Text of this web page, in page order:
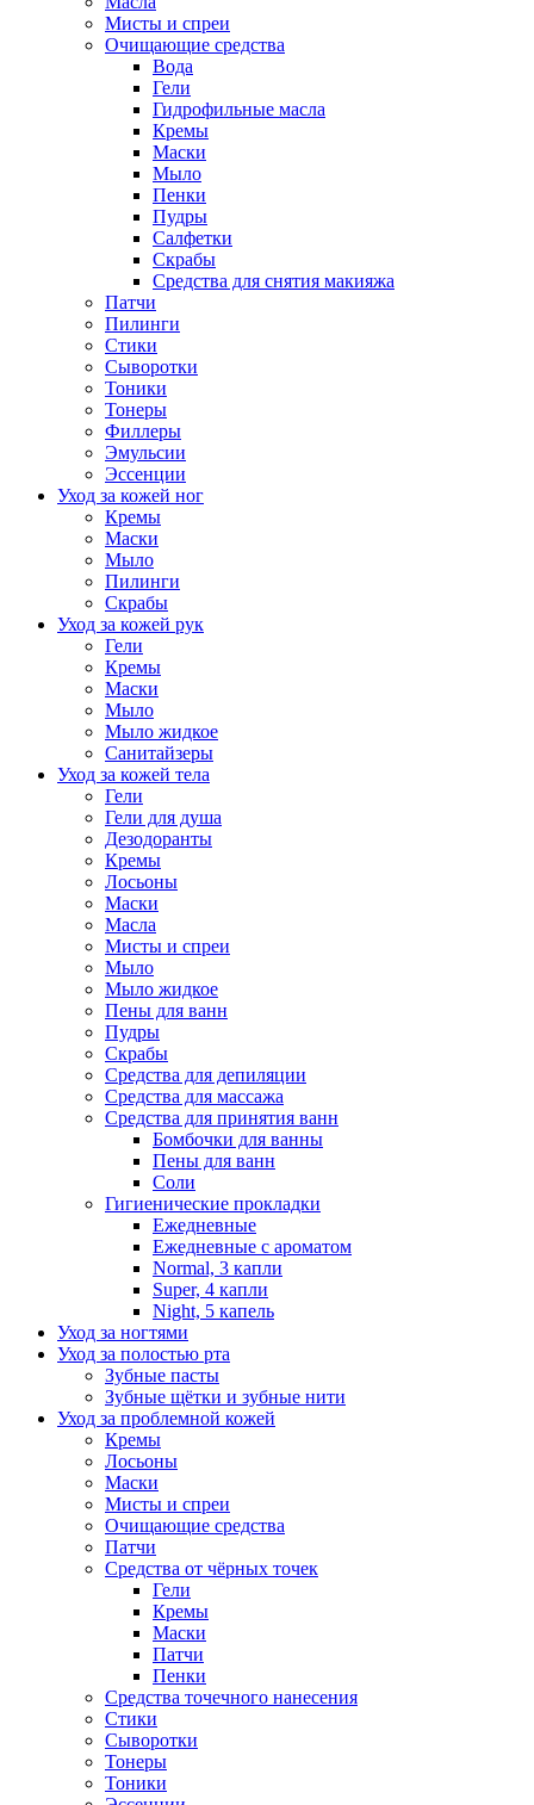
Мисты и спреи
Очищающие средства
Вода
Гели
Гидрофильные масла
Кремы
Маски
Мыло
Пенки
Пудры
Салфетки
Скрабы
Средства для снятия макияжа
Патчи
Пилинги
Стики
Сыворотки
Тоники
Тонеры
Филлеры
Эмульсии
Эссенции
Уход за кожей ног
Кремы
Маски
Мыло
Пилинги
Скрабы
Уход за кожей рук
Гели
Кремы
Маски
Мыло
Мыло жидкое
Санитайзеры
Уход за кожей тела
Гели
Гели для душа
Дезодоранты
Кремы
Лосьоны
Маски
Масла
Мисты и спреи
Мыло
Мыло жидкое
Пены для ванн
Пудры
Скрабы
Средства для депиляции
Средства для массажа
Средства для принятия ванн
Бомбочки для ванны
Пены для ванн
Соли
Гигиенические прокладки
Ежедневные
Ежедневные с ароматом
Normal, 3 капли
Super, 4 капли
Night, 5 капель
Уход за ногтями
Уход за полостью рта
Зубные пасты
Зубные щётки и зубные нити
Уход за проблемной кожей
Кремы
Лосьоны
Маски
Мисты и спреи
Очищающие средства
Патчи
Средства от чёрных точек
Гели
Кремы
Маски
Патчи
Пенки
Средства точечного нанесения
Стики
Сыворотки
Тонеры
Тоники